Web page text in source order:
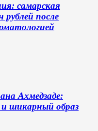
самарская
после
Ахмедзаде:
шикарный образ